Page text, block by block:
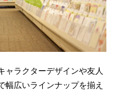
ャラクターデザインや友人
幅広いラインナップを揃え